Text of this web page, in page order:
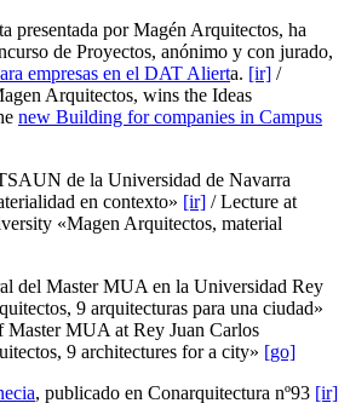
presentada por Magén Arquitectos, ha
de Proyectos, anónimo y con jurado,
empresas en el DAT Alierta. [ir] /
Arquitectos, wins the Ideas
new Building for companies in Campus
de la Universidad de Navarra
en contexto» [ir] / Lecture at
«Magen Arquitectos, material
del Master MUA en la Universidad Rey
9 arquitecturas para una ciudad»
Master MUA at Rey Juan Carlos
9 architectures for a city» [go]
, publicado en Conarquitectura nº93 [ir]